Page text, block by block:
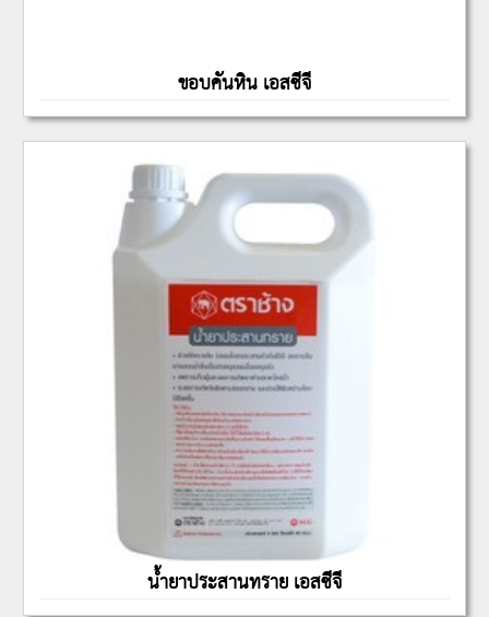
ขอบคันหิน เอสซีจี
น้ำยาประสานทราย เอสซีจี